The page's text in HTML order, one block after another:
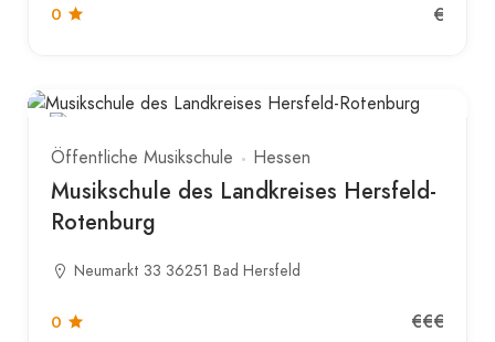
0 €
Öffentliche Musikschule Hessen
Musikschule des Landkreises Hersfeld-
Rotenburg
Neumarkt 33 36251 Bad Hersfeld
0 €€€